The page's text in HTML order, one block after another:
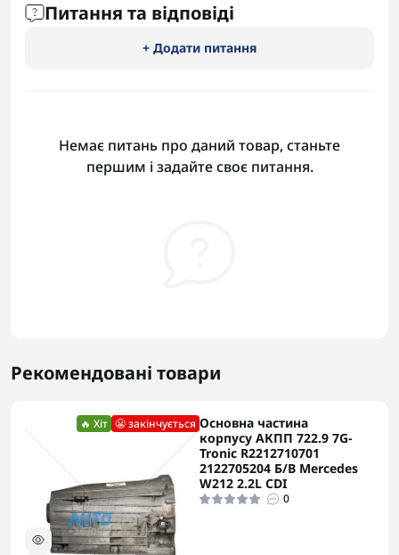
Питання та відповіді
+ Додати питання
Немає питань про даний товар, станьте
першим і задайте своє питання.
Рекомендовані товари
🔥 Хіт 😬 закінчується Основна частина
корпусу АКПП 722.9 7G-
Tronic R2212710701
2122705204 Б/В Mercedes
W212 2.2L CDI
0